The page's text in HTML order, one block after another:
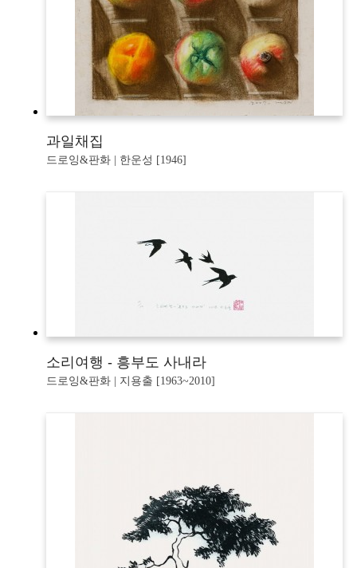
과일채집
드로잉&판화 | 한운성 [1946]
소리여행 - 흥부도 사내라
드로잉&판화 | 지용출 [1963~2010]